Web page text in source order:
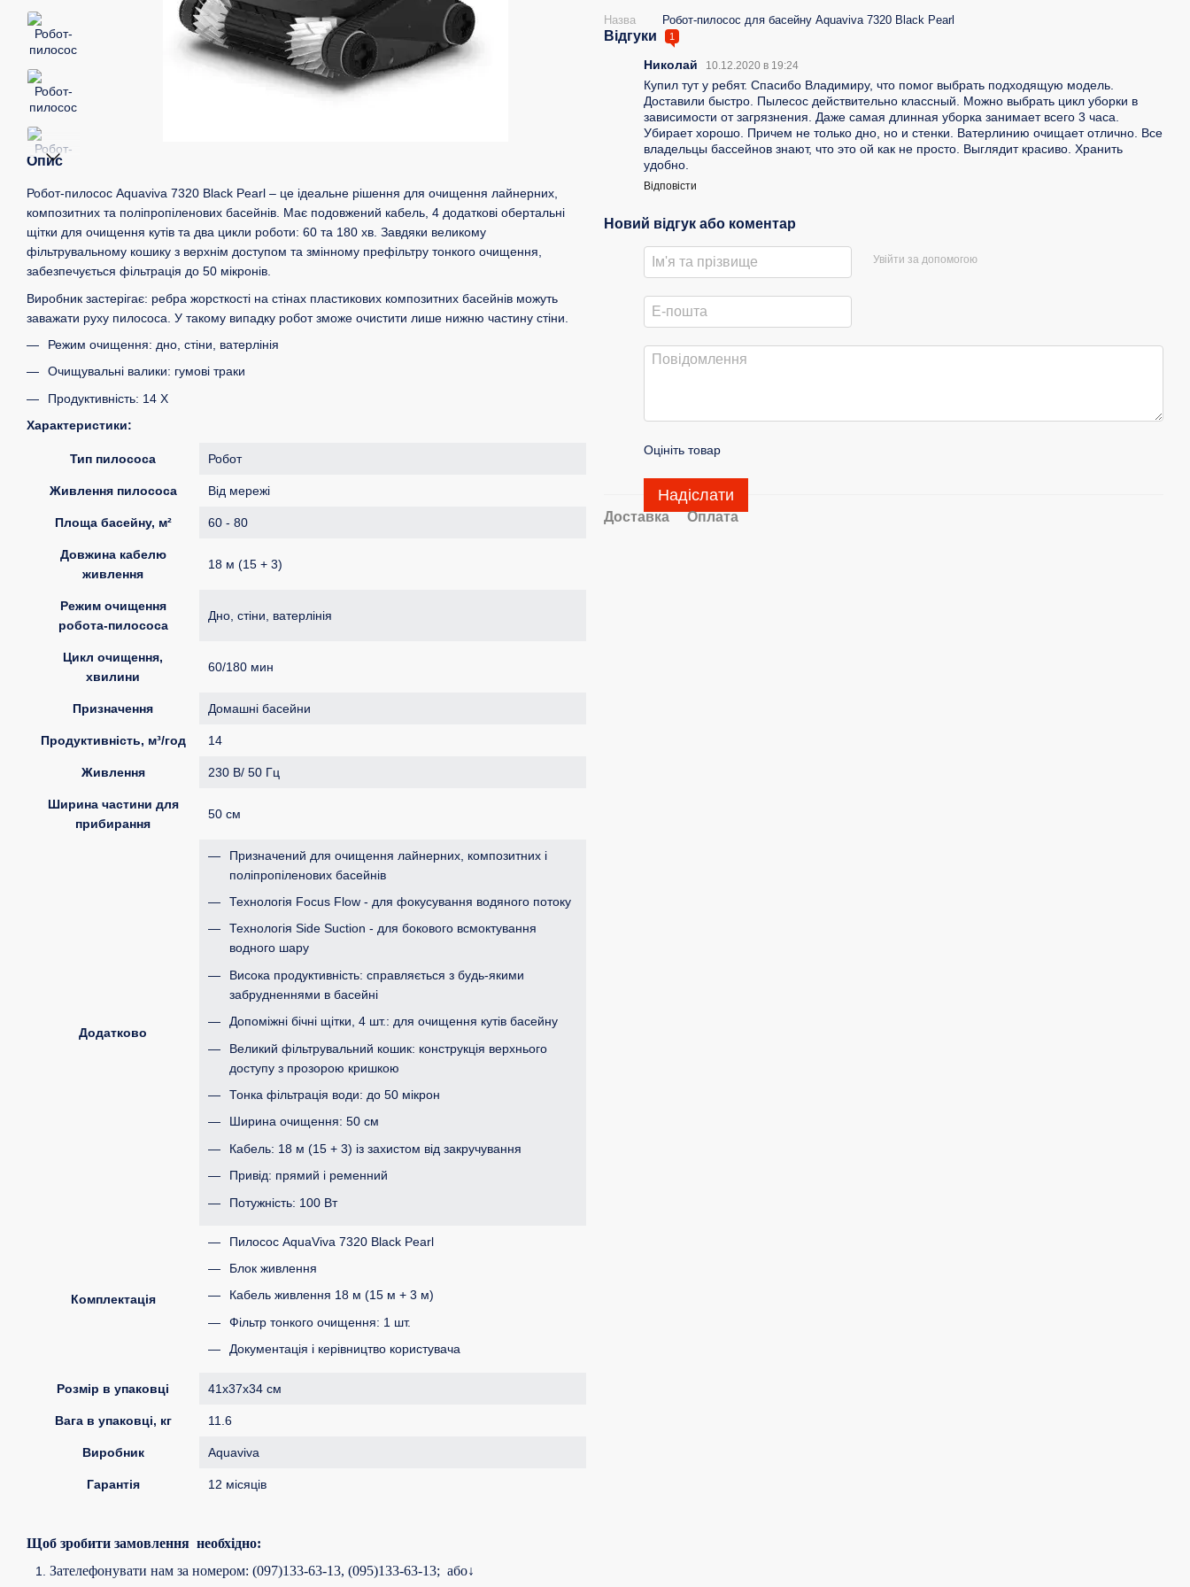
Опис
Робот-пилосос Aquaviva 7320 Black Pearl – це ідеальне рішення для очищення лайнерних,
композитних та поліпропіленових басейнів. Має подовжений кабель, 4 додаткові обертальні
щітки для очищення кутів та два цикли роботи: 60 та 180 хв. Завдяки великому
фільтрувальному кошику з верхнім доступом та змінному префільтру тонкого очищення,
забезпечується фільтрація до 50 мікронів.
Виробник застерігає: ребра жорсткості на стінах пластикових композитних басейнів можуть
заважати руху пилососа. У такому випадку робот зможе очистити лише нижню частину стіни.
Режим очищення: дно, стіни, ватерлінія
Очищувальні валики: гумові траки
Продуктивність: 14 Х
Характеристики:
Тип пилососа Робот
Живлення пилососа Від мережі
Площа басейну, м² 60 - 80
Довжина кабелю
живлення
18 м (15 + 3)
Режим очищення
робота-пилососа
Дно, стіни, ватерлінія
Цикл очищення,
хвилини
60/180 мин
Призначення Домашні басейни
Продуктивність, м³/год 14
Живлення 230 В/ 50 Гц
Ширина частини для
прибирання
50 см
Додатково
Призначений для очищення лайнерних, композитних і
поліпропіленових басейнів
Технологія Focus Flow - для фокусування водяного потоку
Технологія Side Suction - для бокового всмоктування
водного шару
Висока продуктивність: справляється з будь-якими
забрудненнями в басейні
Допоміжні бічні щітки, 4 шт.: для очищення кутів басейну
Великий фільтрувальний кошик: конструкція верхнього
доступу з прозорою кришкою
Тонка фільтрація води: до 50 мікрон
Ширина очищення: 50 см
Кабель: 18 м (15 + 3) із захистом від закручування
Привід: прямий і ременний
Потужність: 100 Вт
Комплектація
Пилосос AquaViva 7320 Black Pearl
Блок живлення
Кабель живлення 18 м (15 м + 3 м)
Фільтр тонкого очищення: 1 шт.
Документація і керівництво користувача
Розмір в упаковці 41х37х34 см
Вага в упаковці, кг 11.6
Виробник Aquaviva
Гарантія 12 місяців
Щоб зробити замовлення необхідно:
Зателефонувати нам за номером: (097)133-63-13, (095)133-63-13; або↓
Назва Робот-пилосос для басейну Aquaviva 7320 Black Pearl
Відгуки 1
Николай 10.12.2020 в 19:24
Купил тут у ребят. Спасибо Владимиру, что помог выбрать подходящую модель.
Доставили быстро. Пылесос действительно классный. Можно выбрать цикл уборки в
зависимости от загрязнения. Даже самая длинная уборка занимает всего 3 часа.
Убирает хорошо. Причем не только дно, но и стенки. Ватерлинию очищает отлично. Все
владельцы бассейнов знают, что это ой как не просто. Выглядит красиво. Хранить
удобно.
Відповісти
Новий відгук або коментар
Увійти за допомогою
Оцініть товар
Надіслати
Доставка Оплата